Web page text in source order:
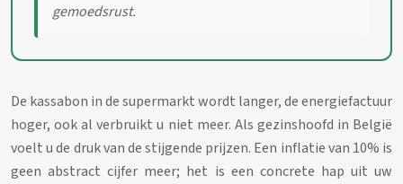
gemoedsrust.
De kassabon in de supermarkt wordt langer, de energiefactuur
hoger, ook al verbruikt u niet meer. Als gezinshoofd in België
voelt u de druk van de stijgende prijzen. Een inflatie van 10% is
geen abstract cijfer meer; het is een concrete hap uit uw